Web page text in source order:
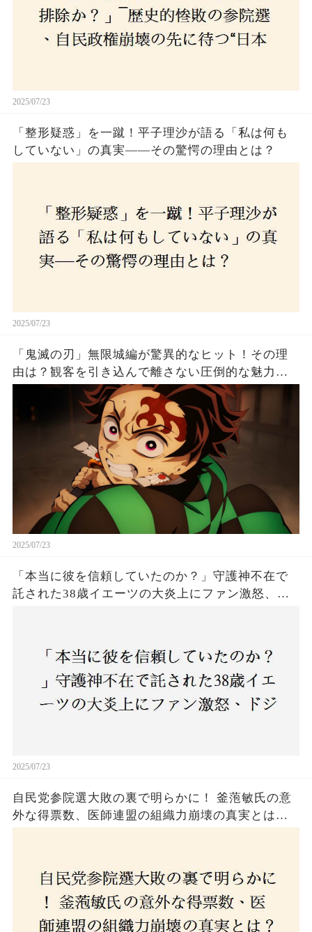
2025/07/23
「整形疑惑」を一蹴！平子理沙が語る「私は何も
していない」の真実——その驚愕の理由とは？
2025/07/23
「鬼滅の刃」無限城編が驚異的なヒット！その理
由は？観客を引き込んで離さない圧倒的な魅力と
2025/07/23
「本当に彼を信頼していたのか？」守護神不在で
託された38歳イエーツの大炎上にファン激怒、ド
2025/07/23
自民党参院選大敗の裏で明らかに！ 釜萢敏氏の意
外な得票数、医師連盟の組織力崩壊の真実とは？